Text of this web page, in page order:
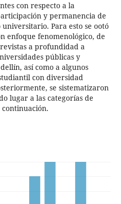
con respecto a la
y permanencia de
Para esto se ootó
enfoque fenomenológico, de
a profundidad a
públicas y
así como a algunos
con diversidad
se sistematizaron
lugar a las categorías de